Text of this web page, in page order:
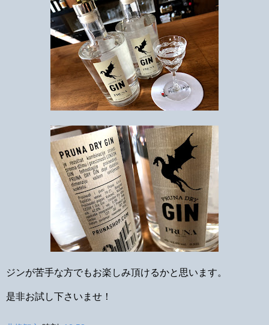
ジンが苦手な方でもお楽しみ頂けるかと思います。
是非お試し下さいませ！